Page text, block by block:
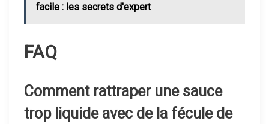
facile : les secrets d'expert
FAQ
Comment rattraper une sauce
trop liquide avec de la fécule de